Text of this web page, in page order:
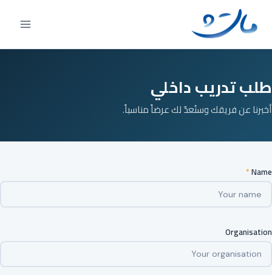
content
طلب تدريب داخلي
أخبرنا عن فريقك وسنُعدّ لك عرضاً مناسباً.
Name
*
Organisation